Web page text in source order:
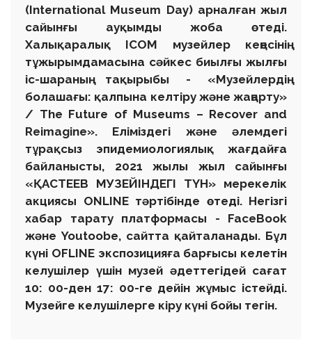
(International Museum Day) арналған жыл
сайынғы ауқымды жоба өтеді.
Халықаралық ICOM музейлер кеңесінің
тұжырымдамасына сәйкес биылғы жылғы
іс-шараның тақырыбы - «Музейлердің
болашағы: қалпына келтіру және жаңарту»
/ The Future of Museums – Recover and
Reimagine». Еліміздегі және әлемдегі
тұрақсыз эпидемиологиялық жағдайға
байланысты, 2021 жылы жыл сайынғы
«ҚАСТЕЕВ МУЗЕЙІНДЕГІ ТҮН» мерекелік
акциясы ONLINE тәртібінде өтеді. Негізгі
хабар тарату платформасы - FaceBook
және Youtoobe, сайтта қайталанады. Бұл
күні OFLINE экспозицияға барғысы келетін
келушілер үшін музей әдеттегідей сағат
10: 00-ден 17: 00-ге дейін жұмыс істейді.
Музейге келушілерге кіру күні бойы тегін.